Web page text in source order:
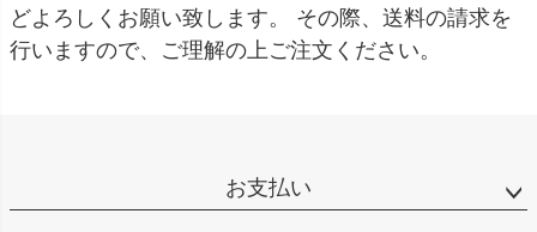
どよろしくお願い致します。 その際、送料の請求を
行いますので、ご理解の上ご注文ください。
お支払い